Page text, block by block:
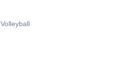
Volleyball